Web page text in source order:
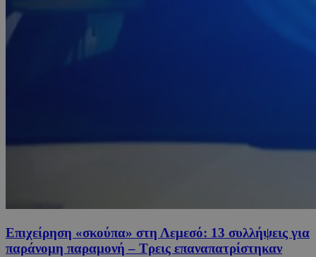
Επιχείρηση «σκούπα» στη Λεμεσό: 13 συλλήψεις για
παράνομη παραμονή – Τρεις επαναπατρίστηκαν